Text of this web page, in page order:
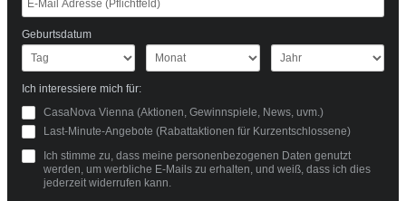
Geburtsdatum
Ich interessiere mich für:
CasaNova Vienna (Aktionen, Gewinnspiele, News, uvm.)
Last-Minute-Angebote (Rabattaktionen für Kurzentschlossene)
Ich stimme zu, dass meine personenbezogenen Daten genutzt
werden, um werbliche E-Mails zu erhalten, und weiß, dass ich dies
jederzeit widerrufen kann.